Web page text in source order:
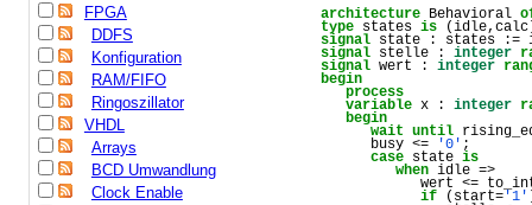
FPGA
DDFS
Konfiguration
RAM/FIFO
Ringoszillator
VHDL
Arrays
BCD Umwandlung
Clock Enable
architecture Behavioral
type states is
signal
signal stelle : integer
signal wert : integer
begin
process
variable x : integer
begin
wait
until
      busy <=
'0' ;
case state is
when idle =>
wert <=
if (start= '1'